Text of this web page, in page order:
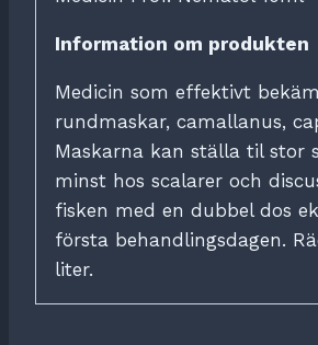
Information om produkten
Medicin som effektivt
rundmaskar, camallanus,
Maskarna kan ställa til stor
minst hos scalarer och
fisken med en dubbel dos
första behandlingsdagen.
liter.